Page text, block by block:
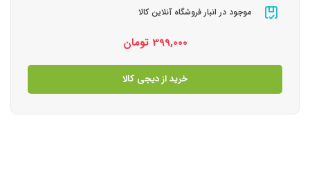
موجود در انبار فروشگاه آنلاین کالا
399,000 تومان
خرید از دیجی کالا